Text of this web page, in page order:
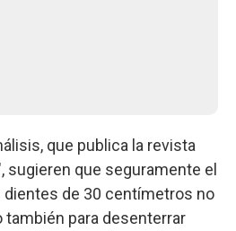
que publica la revista
sugieren que seguramente el
de 30 centímetros no
también para desenterrar